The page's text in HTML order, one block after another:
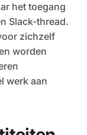
het toegang
Slack-thread.
zichzelf
worden
werk aan